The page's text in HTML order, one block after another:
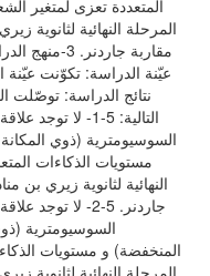
المتعددة تعزى لمتغير
المرحلة النهائية لثانوية
نتائج الدراسة: توصّلت
التالية: 5-1- لا
السوسيومترية (ذوي
مستويات الذكاءات
النهائية لثانوية زيري بن
جاردنر. 5-2- لا
السوسيومترية
المنخفضة) و مستويات
المرحلة النهائية لثانوية